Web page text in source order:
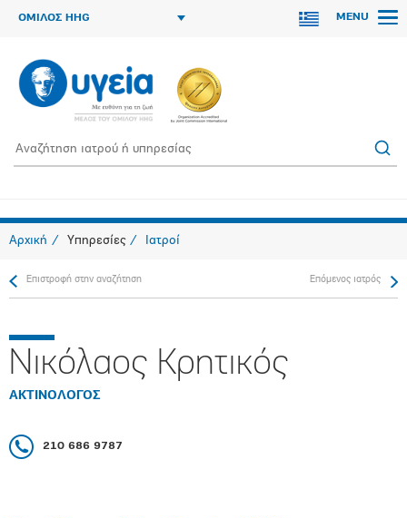
ΟΜΙΛΟΣ HHG MENU
Αρχική Υπηρεσίες Ιατροί
Επιστροφή στην αναζήτηση Επόμενος ιατρός
Νικόλαος Κρητικός
ΑΚΤΙΝΟΛΟΓΟΣ
210 686 9787